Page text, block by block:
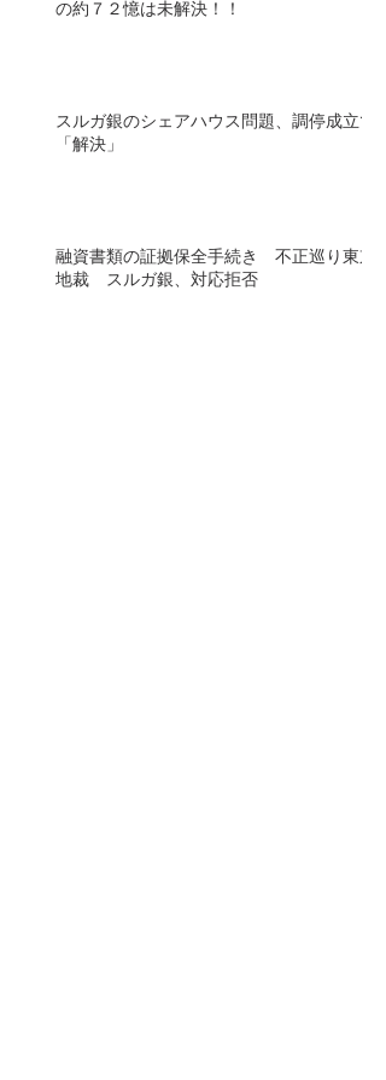
の約７２憶は未解決！！
スルガ銀のシェアハウス問題、調停成立で
「解決」
融資書類の証拠保全手続き 不正巡り東京
地裁 スルガ銀、対応拒否